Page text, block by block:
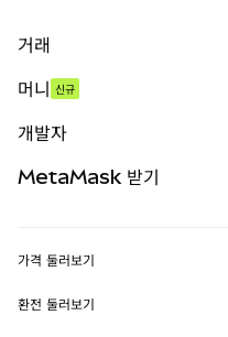
거래
무기한 선물
실물자산
머니 신규
개발자
MetaMask Connect
MetaMask 받기
가격 둘러보기
이더리움 가격
환전 둘러보기